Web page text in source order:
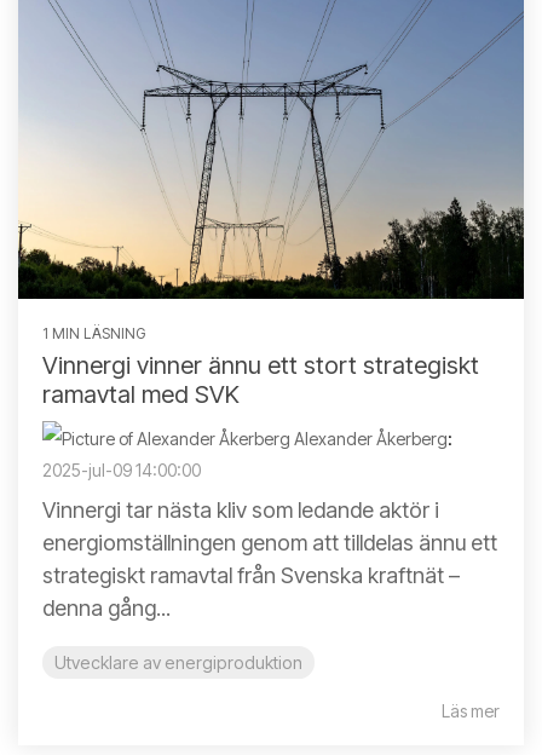
1 MIN LÄSNING
Vinnergi vinner ännu ett stort strategiskt
ramavtal med SVK
Alexander Åkerberg:
2025-jul-09 14:00:00
Vinnergi tar nästa kliv som ledande aktör i
energiomställningen genom att tilldelas ännu ett
strategiskt ramavtal från Svenska kraftnät –
denna gång...
Utvecklare av energiproduktion
Läs mer